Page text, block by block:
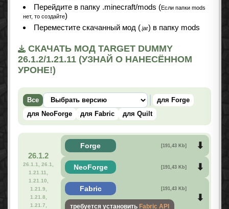
Перейдите в папку .minecraft/mods (Если папки mods
нет, то создайте)
Переместите скачанный мод ( .jar) в папку mods
СКАЧАТЬ МОД TARGET DUMMY
26.1.2/1.21.11 (УЗНАЙ О НАНЕСЁННОМ
УРОНЕ!)
Все
для Forge
для NeoForge
для Fabric для Quilt
26.1.2
26.1.1, 26.1,
1.21.11,
1.21.10,
1.21.9,
1.21.8,
1.21.7,
Forge [191,43 Kb]
NeoForge [191,43 Kb]
Fabric [191,43 Kb]
требуется установить Fabric API